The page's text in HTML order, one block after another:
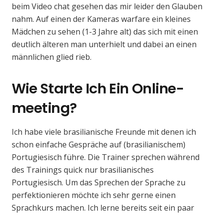
beim Video chat gesehen das mir leider den Glauben
nahm. Auf einen der Kameras warfare ein kleines
Mädchen zu sehen (1-3 Jahre alt) das sich mit einen
deutlich älteren man unterhielt und dabei an einen
männlichen glied rieb.
Wie Starte Ich Ein Online-
meeting?
Ich habe viele brasilianische Freunde mit denen ich
schon einfache Gespräche auf (brasilianischem)
Portugiesisch führe. Die Trainer sprechen während
des Trainings quick nur brasilianisches
Portugiesisch. Um das Sprechen der Sprache zu
perfektionieren möchte ich sehr gerne einen
Sprachkurs machen. Ich lerne bereits seit ein paar